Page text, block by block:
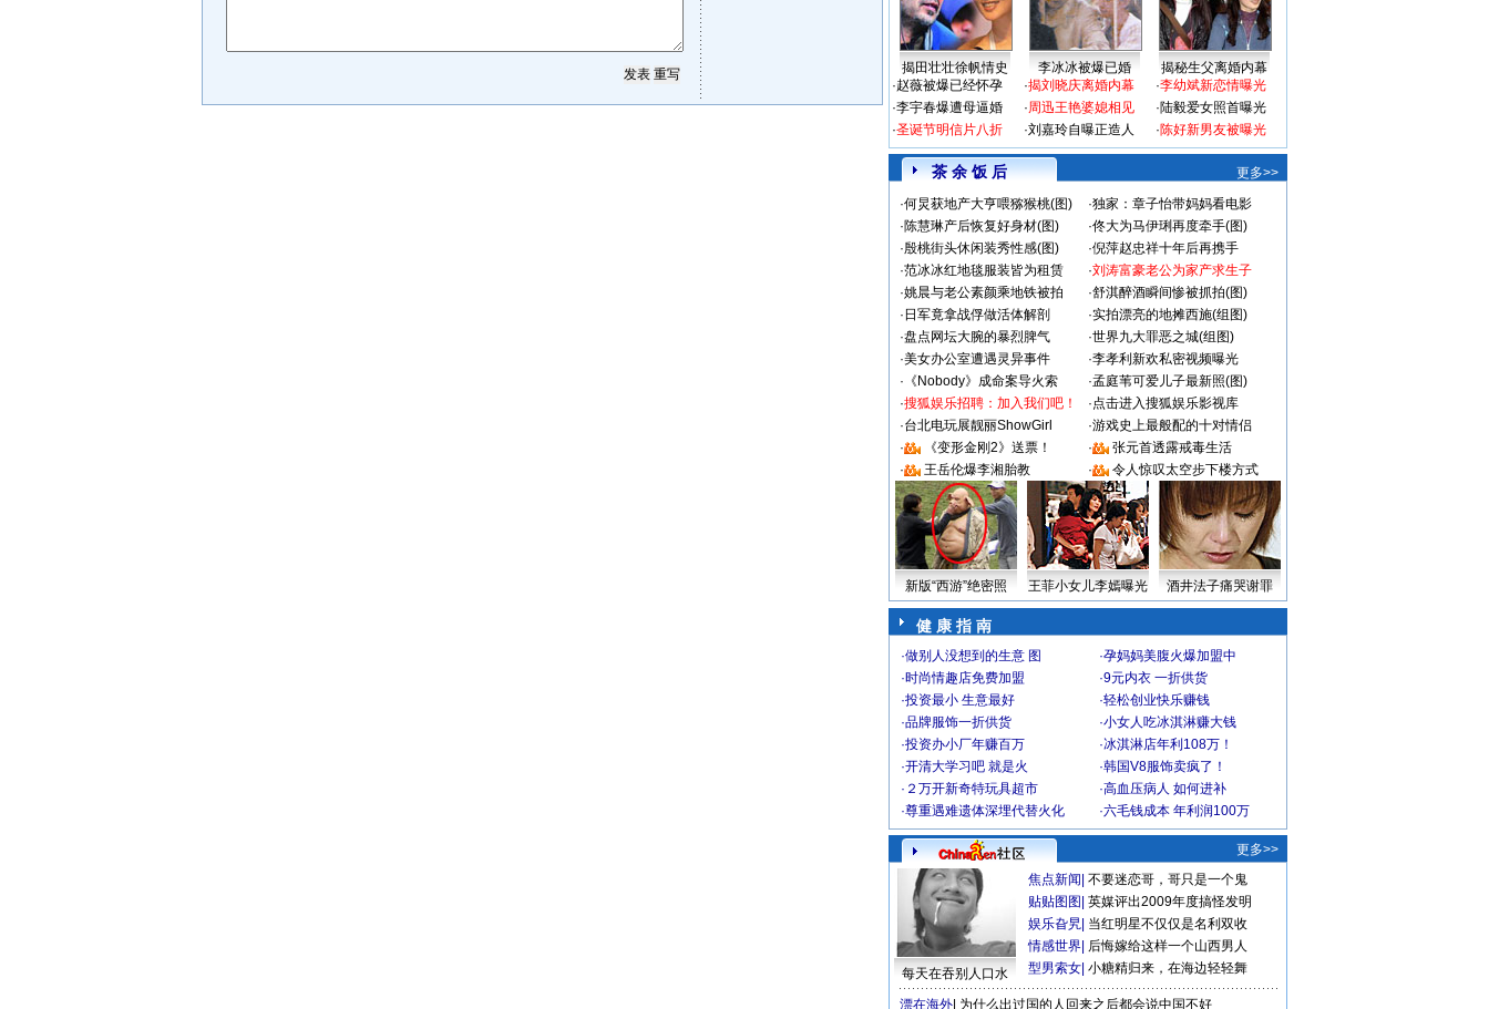
揭田壮壮徐帆情史 李冰冰被爆已婚
揭秘生父离婚内幕
·赵薇被爆已经怀孕
·李宇春爆遭母逼婚
·圣诞节明信片八折
·揭刘晓庆离婚内幕
·周迅王艳婆媳相见
·刘嘉玲自曝正造人
·李幼斌新恋情曝光
·陆毅爱女照首曝光
·陈好新男友被曝光
茶 余 饭 后
更多>>
·何炅获地产大亨喂猕猴桃(图) ·独家：章子怡带妈妈看电影
·陈慧琳产后恢复好身材(图) ·佟大为马伊琍再度牵手(图)
·殷桃街头休闲装秀性感(图) ·倪萍赵忠祥十年后再携手
·范冰冰红地毯服装皆为租赁 ·刘涛富豪老公为家产求生子
·姚晨与老公素颜乘地铁被拍 ·舒淇醉酒瞬间惨被抓拍(图)
· 日军竟拿战俘做活体解剖 ·实拍漂亮的地摊西施(组图)
·盘点网坛大腕的暴烈脾气 ·世界九大罪恶之城(组图)
·美女办公室遭遇灵异事件 ·李孝利新欢私密视频曝光
· 《Nobody》成命案导火索 ·孟庭苇可爱儿子最新照(图)
·搜狐娱乐招聘：加入我们吧！ ·点击进入搜狐娱乐影视库
·台北电玩展靓丽ShowGirl ·游戏史上最般配的十对情侣
·
《变形金刚2》送票！ ·
张元首透露戒毒生活
·
王岳伦爆李湘胎教 · 令人惊叹太空步下楼方式
新版“西游”绝密照 王菲小女儿李嫣曝光 酒井法子痛哭谢罪
健 康 指 南
·做别人没想到的生意 图 ·孕妈妈美腹火爆加盟中
·时尚情趣店免费加盟 ·9元内衣 一折供货
·投资最小 生意最好 ·轻松创业快乐赚钱
·品牌服饰一折供货 ·小女人吃冰淇淋赚大钱
·投资办小厂年赚百万 ·冰淇淋店年利108万！
·开清大学习吧 就是火 ·韩国V8服饰卖疯了！
· ２万开新奇特玩具超市 ·高血压病人 如何进补
·尊重遇难遗体深埋代替火化 ·六毛钱成本 年利润100万
更多>>
每天在吞别人口水
焦点新闻 不要迷恋哥，哥只是一个鬼
贴贴图图 英媒评出2009年度搞怪发明
娱乐旮旯 当红明星不仅仅是名利双收
情感世界 后悔嫁给这样一个山西男人
型男索女 小糖精归来，在海边轻轻舞
漂在海外 为什么出过国的人回来之后都会说中国不好